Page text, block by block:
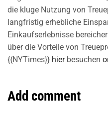
die kluge Nutzung von
langfristig erhebliche
Einkaufserlebnisse
über die Vorteile von
{{NYTimes}} hierbesuchen
Add comment